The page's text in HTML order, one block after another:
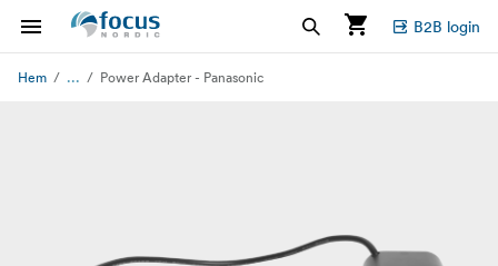
B2B login
Hem ... Power Adapter - Panasonic